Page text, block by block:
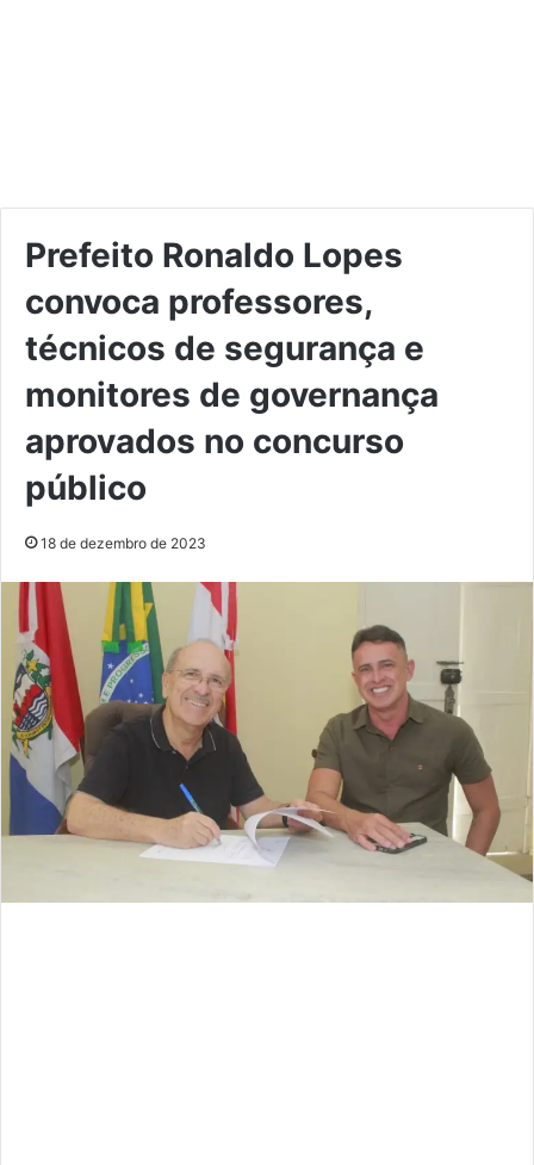
Prefeito Ronaldo Lopes
convoca professores,
técnicos de segurança e
monitores de governança
aprovados no concurso
público
18 de dezembro de 2023